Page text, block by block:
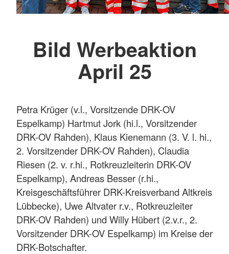
Bild Werbeaktion
April 25
Petra Krüger (v.l., Vorsitzende DRK-OV
Espelkamp) Hartmut Jork (hi.l., Vorsitzender
DRK-OV Rahden), Klaus Kienemann (3. V. l. hi.,
2. Vorsitzender DRK-OV Rahden), Claudia
Riesen (2. v. r.hi., Rotkreuzleiterin DRK-OV
Espelkamp), Andreas Besser (r.hi.,
Kreisgeschäftsführer DRK-Kreisverband Altkreis
Lübbecke), Uwe Altvater r.v., Rotkreuzleiter
DRK-OV Rahden) und Willy Hübert (2.v.r., 2.
Vorsitzender DRK-OV Espelkamp) im Kreise der
DRK-Botschafter.